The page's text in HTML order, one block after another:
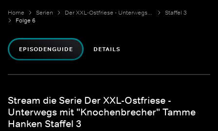
Home Serien Der XXL-Ostfriese - Unterwegs mit "Knochenbrecher" Tamme Hanken
Staffel 3
Folge 6
EPISODENGUIDE DETAILS
Stream die Serie Der XXL-Ostfriese -
Unterwegs mit "Knochenbrecher" Tamme
Hanken Staffel 3